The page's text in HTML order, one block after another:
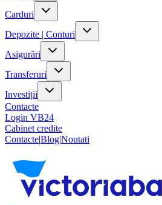
Carduri
Depozite | Conturi
Asigurări
Transferuri
Investiții
Contacte
Login VB24
Cabinet credite
Contacte|Blog|Noutati